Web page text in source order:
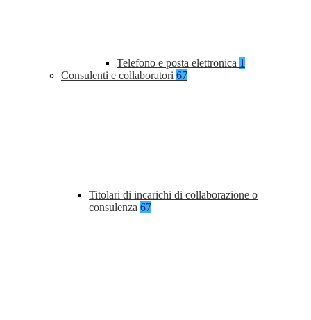
Telefono e posta elettronica 1
Consulenti e collaboratori 67
Titolari di incarichi di collaborazione o
consulenza 67